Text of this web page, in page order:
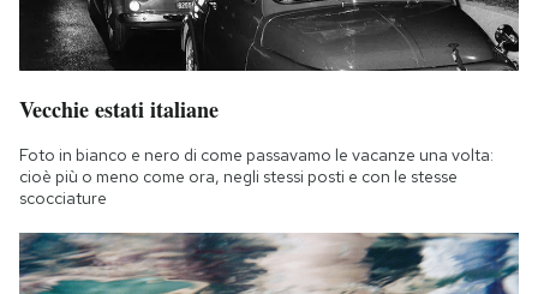
Vecchie estati italiane
Foto in bianco e nero di come passavamo le vacanze una volta:
cioè più o meno come ora, negli stessi posti e con le stesse
scocciature